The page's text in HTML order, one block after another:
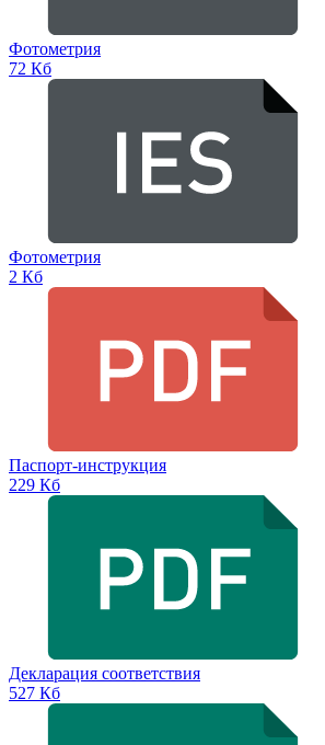
Фотометрия
72 Кб
Фотометрия
2 Кб
Паспорт-инструкция
229 Кб
Декларация соответствия
527 Кб